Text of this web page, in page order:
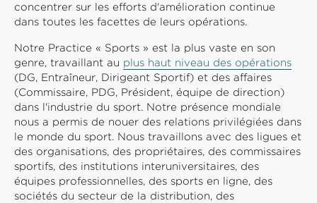
concentrer sur les efforts d'amélioration continue
dans toutes les facettes de leurs opérations.
Notre Practice « Sports » est la plus vaste en son
genre, travaillant au plus haut niveau des opérations
(DG, Entraîneur, Dirigeant Sportif) et des affaires
(Commissaire, PDG, Président, équipe de direction)
dans l'industrie du sport. Notre présence mondiale
nous a permis de nouer des relations privilégiées dans
le monde du sport. Nous travaillons avec des ligues et
des organisations, des propriétaires, des commissaires
sportifs, des institutions interuniversitaires, des
équipes professionnelles, des sports en ligne, des
sociétés du secteur de la distribution, des